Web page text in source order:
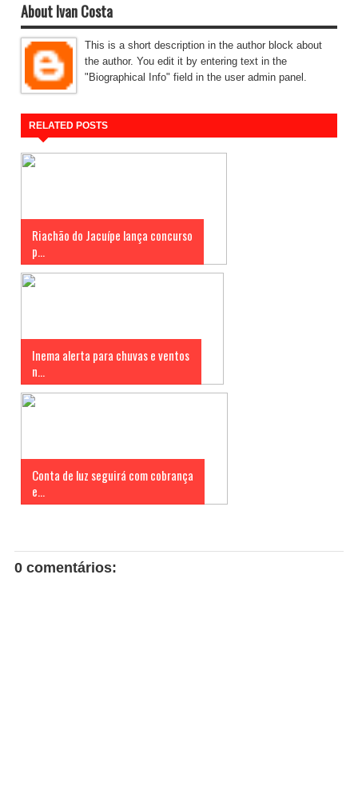
About Ivan Costa
This is a short description in the author block about
the author. You edit it by entering text in the
"Biographical Info" field in the user admin panel.
RELATED POSTS
Riachão do Jacuípe lança concurso
p...
Inema alerta para chuvas e ventos
n...
Conta de luz seguirá com cobrança
e...
0 comentários: